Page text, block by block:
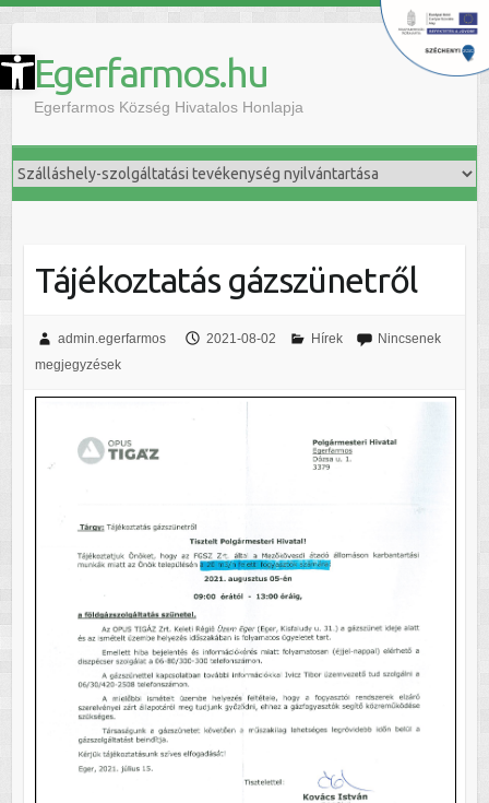
Eszköztár megnyitása Egerfarmos.hu
Egerfarmos Község Hivatalos Honlapja
Tájékoztatás gázszünetről
admin.egerfarmos 2021-08-02 Hírek
Nincsenek
megjegyzések